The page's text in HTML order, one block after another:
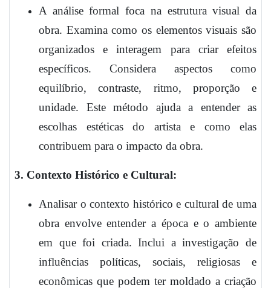
A análise formal foca na estrutura visual da
obra. Examina como os elementos visuais são
organizados e interagem para criar efeitos
específicos. Considera aspectos como
equilíbrio, contraste, ritmo, proporção e
unidade. Este método ajuda a entender as
escolhas estéticas do artista e como elas
contribuem para o impacto da obra.
3. Contexto Histórico e Cultural:
Analisar o contexto histórico e cultural de uma
obra envolve entender a época e o ambiente
em que foi criada. Inclui a investigação de
influências políticas, sociais, religiosas e
econômicas que podem ter moldado a criação